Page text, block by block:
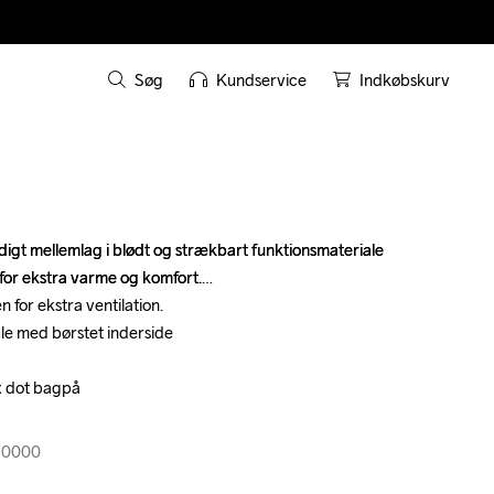
Søg Kundservice Indkøbskurv
mellemlag i blødt og strækbart funktionsmateriale
ekstra varme og komfort.
for ekstra ventilation.
med børstet inderside
dot bagpå
mellemlag i blødt og strækbart funktionsmateriale
ekstra varme og komfort.
for ekstra ventilation.
med børstet inderside
dot bagpå